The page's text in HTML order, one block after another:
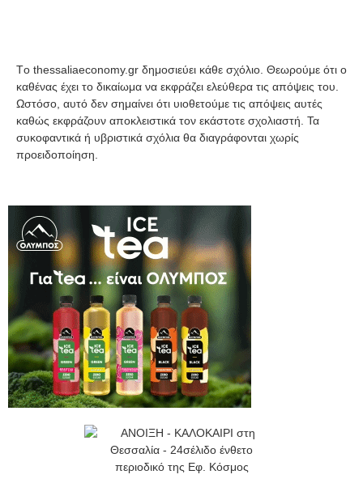
Tο thessaliaeconomy.gr δημοσιεύει κάθε σχόλιο. Θεωρούμε ότι ο
καθένας έχει το δικαίωμα να εκφράζει ελεύθερα τις απόψεις του.
Ωστόσο, αυτό δεν σημαίνει ότι υιοθετούμε τις απόψεις αυτές
καθώς εκφράζουν αποκλειστικά τον εκάστοτε σχολιαστή. Τα
συκοφαντικά ή υβριστικά σχόλια θα διαγράφονται χωρίς
προειδοποίηση.